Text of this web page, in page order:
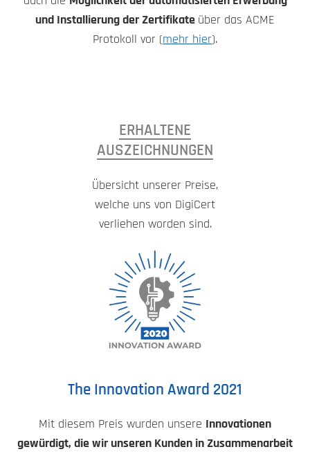
und Installierung der Zertifikate über das ACME
Protokoll vor (mehr hier).
ERHALTENE
AUSZEICHNUNGEN
Übersicht unserer Preise,
welche uns von DigiCert
verliehen worden sind.
The Innovation Award 2021
Mit diesem Preis wurden unsere
Innovationen
gewürdigt, die wir unseren Kunden in Zusammenarbeit